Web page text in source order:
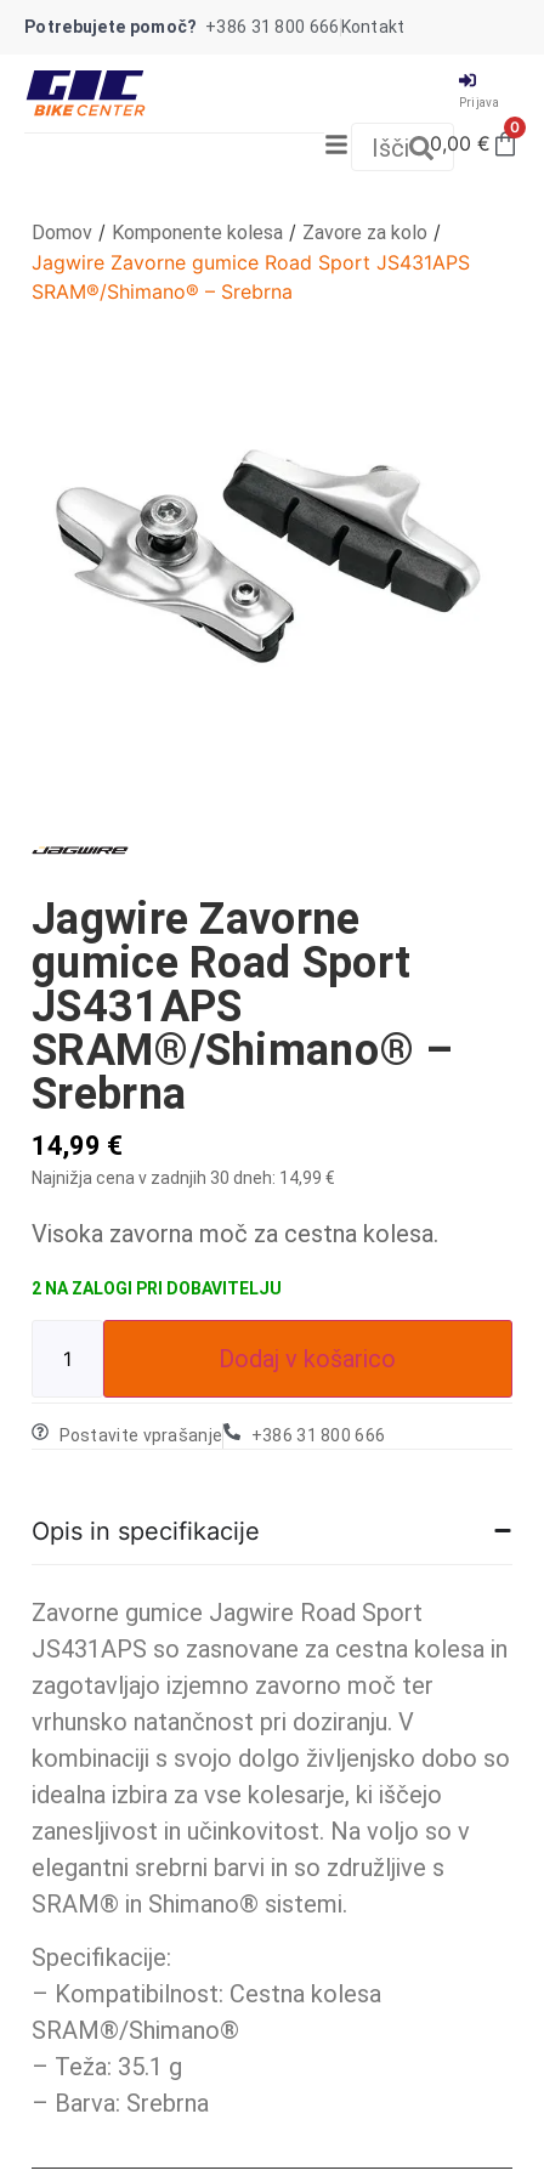
Potrebujete pomoč? +386 31 800 666 Kontakt
Prijava
Išči
0
0,00 €
Domov / Komponente kolesa / Zavore za kolo /
Jagwire Zavorne gumice Road Sport JS431APS
SRAM®/Shimano® – Srebrna
Jagwire Zavorne
gumice Road Sport
JS431APS
SRAM®/Shimano® –
Srebrna
14,99 €
Najnižja cena v zadnjih 30 dneh: 14,99 €
Visoka zavorna moč za cestna kolesa.
2 NA ZALOGI
Dodaj v košarico
Postavite vprašanje +386 31 800 666
Opis in specifikacije
Zavorne gumice Jagwire Road Sport
JS431APS so zasnovane za cestna kolesa in
zagotavljajo izjemno zavorno moč ter
vrhunsko natančnost pri doziranju. V
kombinaciji s svojo dolgo življenjsko dobo so
idealna izbira za vse kolesarje, ki iščejo
zanesljivost in učinkovitost. Na voljo so v
elegantni srebrni barvi in so združljive s
SRAM® in Shimano® sistemi.
Specifikacije:
– Kompatibilnost: Cestna kolesa
SRAM®/Shimano®
– Teža: 35.1 g
– Barva: Srebrna